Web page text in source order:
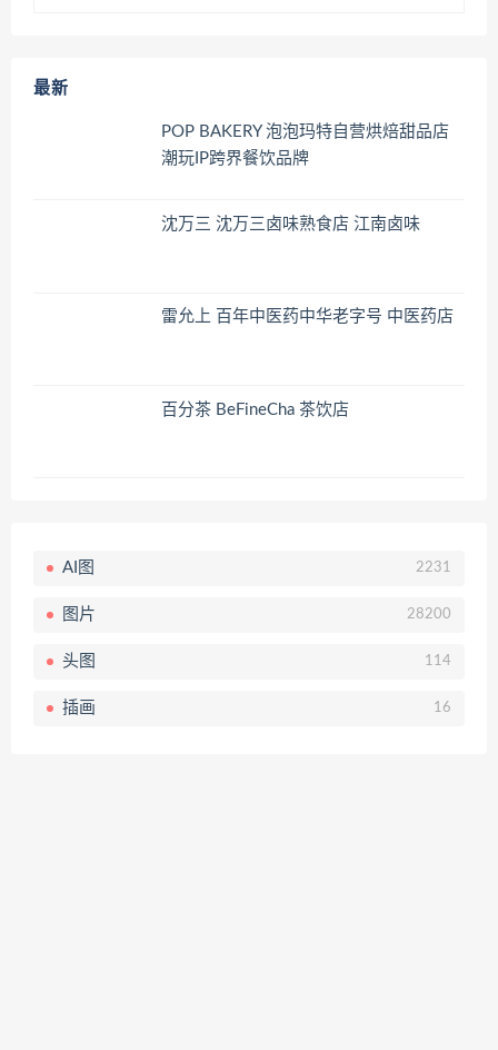
最新
POP BAKERY 泡泡玛特自营烘焙甜品店
潮玩IP跨界餐饮品牌
沈万三 沈万三卤味熟食店 江南卤味
雷允上 百年中医药中华老字号 中医药店
百分茶 BeFineCha 茶饮店
AI图 2231
图片 28200
头图 114
插画 16